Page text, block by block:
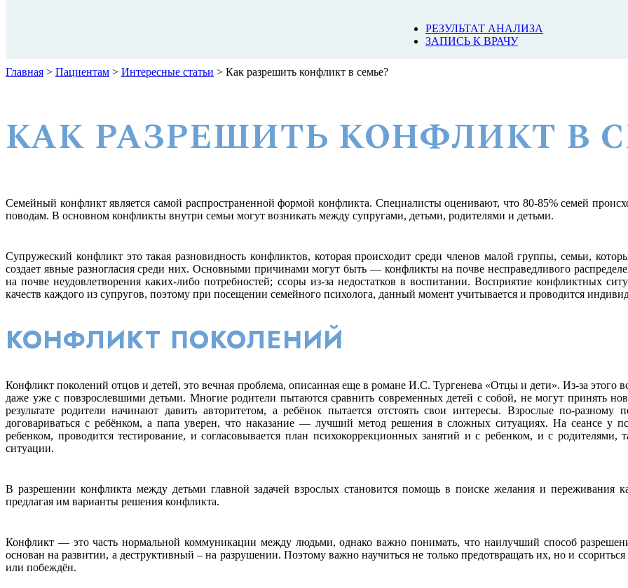
РЕЗУЛЬТАТ АНАЛИЗА
ЗАПИСЬ К ВРАЧУ
Главная > Пациентам > Интересные статьи > Как разрешить конфликт в семье?
КАК РАЗРЕШИТЬ КОНФЛИКТ В
Семейный конфликт является самой распространенной формой конфликта. Специалисты оценивают, что 80-85% семей
поводам. В основном конфликты внутри семьи могут возникать между супругами, детьми, родителями и детьми.
Супружеский конфликт это такая разновидность конфликтов, которая происходит среди членов малой группы, семьи,
создает явные разногласия среди них. Основными причинами могут быть — конфликты на почве несправедливого
на почве неудовлетворения каких-либо потребностей; ссоры из-за недостатков в воспитании. Восприятие конфликтных
качеств каждого из супругов, поэтому при посещении семейного психолога, данный момент учитывается и проводится
КОНФЛИКТ ПОКОЛЕНИЙ
Конфликт поколений отцов и детей, это вечная проблема, описанная еще в романе И.С. Тургенева «Отцы и дети». Из-за
даже уже с повзрослевшими детьми. Многие родители пытаются сравнить современных детей с собой, не могут принять
результате родители начинают давить авторитетом, а ребёнок пытается отстоять свои интересы. Взрослые по-
договариваться с ребёнком, а папа уверен, что наказание — лучший метод решения в сложных ситуациях. На сеансе у
ребенком, проводится тестирование, и согласовывается план психокоррекционных занятий и с ребенком, и с
ситуации.
В разрешении конфликта между детьми главной задачей взрослых становится помощь в поиске желания и переживания
предлагая им вари­анты решения конфликта.
Конфликт — это часть нормальной коммуникации между людьми, однако важно понимать, что наилучший способ
основан на развитии, а деструктивный – на разрушении. Поэтому важно научиться не только предотвращать их, но и
или побеждён.